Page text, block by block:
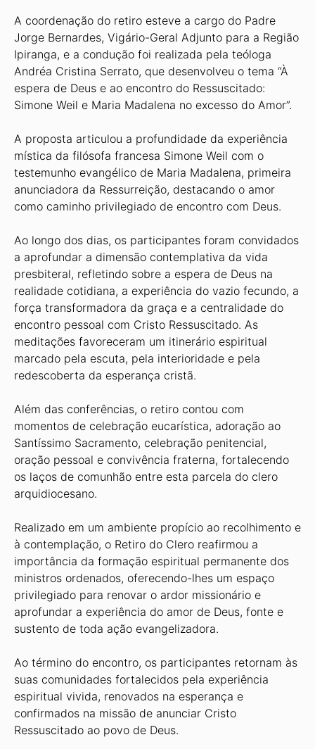
A coordenação do retiro esteve a cargo do Padre
Jorge Bernardes, Vigário-Geral Adjunto para a Região
Ipiranga, e a condução foi realizada pela teóloga
Andréa Cristina Serrato, que desenvolveu o tema “À
espera de Deus e ao encontro do Ressuscitado:
Simone Weil e Maria Madalena no excesso do Amor”.
A proposta articulou a profundidade da experiência
mística da filósofa francesa Simone Weil com o
testemunho evangélico de Maria Madalena, primeira
anunciadora da Ressurreição, destacando o amor
como caminho privilegiado de encontro com Deus.
Ao longo dos dias, os participantes foram convidados
a aprofundar a dimensão contemplativa da vida
presbiteral, refletindo sobre a espera de Deus na
realidade cotidiana, a experiência do vazio fecundo, a
força transformadora da graça e a centralidade do
encontro pessoal com Cristo Ressuscitado. As
meditações favoreceram um itinerário espiritual
marcado pela escuta, pela interioridade e pela
redescoberta da esperança cristã.
Além das conferências, o retiro contou com
momentos de celebração eucarística, adoração ao
Santíssimo Sacramento, celebração penitencial,
oração pessoal e convivência fraterna, fortalecendo
os laços de comunhão entre esta parcela do clero
arquidiocesano.
Realizado em um ambiente propício ao recolhimento e
à contemplação, o Retiro do Clero reafirmou a
importância da formação espiritual permanente dos
ministros ordenados, oferecendo-lhes um espaço
privilegiado para renovar o ardor missionário e
aprofundar a experiência do amor de Deus, fonte e
sustento de toda ação evangelizadora.
Ao término do encontro, os participantes retornam às
suas comunidades fortalecidos pela experiência
espiritual vivida, renovados na esperança e
confirmados na missão de anunciar Cristo
Ressuscitado ao povo de Deus.